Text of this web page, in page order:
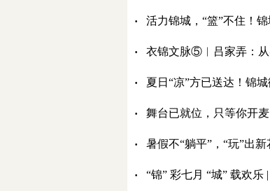
· 活力锦城，“篮”不住！
· 衣锦文脉⑤︱吕家弄：
· 夏日“凉”方已送达！锦
· 舞台已就位，只等你开
· 暑假不“躺平”，“玩”出
· “锦” 彩七月 “城” 载欢乐